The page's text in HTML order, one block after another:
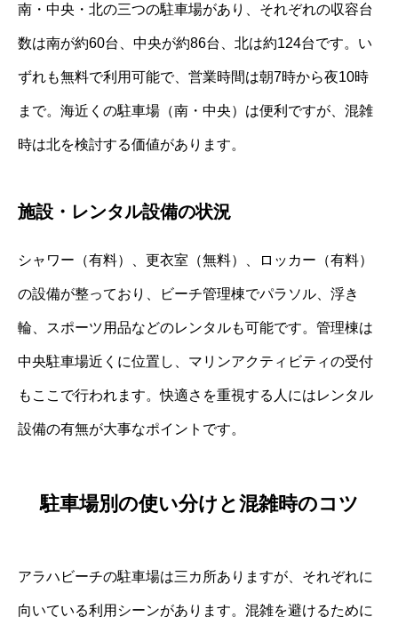
南・中央・北の三つの駐車場があり、それぞれの収容台
数は南が約60台、中央が約86台、北は約124台です。い
ずれも無料で利用可能で、営業時間は朝7時から夜10時
まで。海近くの駐車場（南・中央）は便利ですが、混雑
時は北を検討する価値があります。
施設・レンタル設備の状況
シャワー（有料）、更衣室（無料）、ロッカー（有料）
の設備が整っており、ビーチ管理棟でパラソル、浮き
輪、スポーツ用品などのレンタルも可能です。管理棟は
中央駐車場近くに位置し、マリンアクティビティの受付
もここで行われます。快適さを重視する人にはレンタル
設備の有無が大事なポイントです。
駐車場別の使い分けと混雑時のコツ
アラハビーチの駐車場は三カ所ありますが、それぞれに
向いている利用シーンがあります。混雑を避けるために